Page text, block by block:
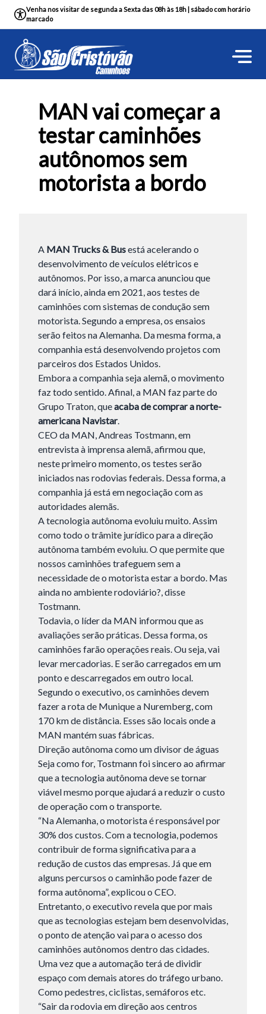
Tamanho do texto
Para aumentar ou diminuir a fonte em
nosso site, utilize os atalhos Ctrl+ (para
Venha nos visitar de segunda a Sexta das 08h às 18h | sábado com horário
marcado
MAN vai começar a
testar caminhões
autônomos sem
motorista a bordo
A MAN Trucks & Busestá acelerando o
desenvolvimento de veículos elétricos e
autônomos. Por isso, a marca anunciou que
dará início, ainda em 2021, aos testes de
caminhões com sistemas de condução sem
motorista. Segundo a empresa, os ensaios
serão feitos na Alemanha. Da mesma forma, a
companhia está desenvolvendo projetos com
parceiros dos Estados Unidos.
Embora a companhia seja alemã, o movimento
faz todo sentido. Afinal, a MAN faz parte do
Grupo Traton, queacaba de comprar a norte-
americana Navistar.
CEO da MAN, Andreas Tostmann, em
entrevista à imprensa alemã, afirmou que,
neste primeiro momento, os testes serão
iniciados nas rodovias federais. Dessa forma, a
companhia já está em negociação com as
autoridades alemãs.
A tecnologia autônoma evoluiu muito. Assim
como todo o trâmite jurídico para a direção
autônoma também evoluiu. O que permite que
nossos caminhões trafeguem sem a
necessidade de o motorista estar a bordo. Mas
ainda no ambiente rodoviário?, disse
Tostmann.
Todavia, o líder da MAN informou que as
avaliações serão práticas. Dessa forma, os
caminhões farão operações reais. Ou seja, vai
levar mercadorias. E serão carregados em um
ponto e descarregados em outro local.
Segundo o executivo, os caminhões devem
fazer a rota de Munique a Nuremberg, com
170 km de distância. Esses são locais onde a
MAN mantém suas fábricas.
Direção autônoma como um divisor de águas
Seja como for, Tostmann foi sincero ao afirmar
que a tecnologia autônoma deve se tornar
viável mesmo porque ajudará a reduzir o custo
de operação com o transporte.
“Na Alemanha, o motorista é responsável por
30% dos custos. Com a tecnologia, podemos
contribuir de forma significativa para a
redução de custos das empresas. Já que em
alguns percursos o caminhão pode fazer de
forma autônoma”, explicou o CEO.
Entretanto, o executivo revela que por mais
que as tecnologias estejam bem desenvolvidas,
o ponto de atenção vai para o acesso dos
caminhões autônomos dentro das cidades.
Uma vez que a automação terá de dividir
espaço com demais atores do tráfego urbano.
Como pedestres, ciclistas, semáforos etc.
“Sair da rodovia em direção aos centros